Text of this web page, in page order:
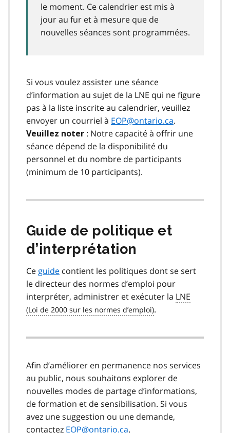
le moment. Ce calendrier est mis à
jour au fur et à mesure que de
nouvelles séances sont programmées.
Si vous voulez assister une séance
d’information au sujet de la LNE qui ne figure
pas à la liste inscrite au calendrier, veuillez
envoyer un courriel à EOP@ontario.ca.
Veuillez noter : Notre capacité à offrir une
séance dépend de la disponibilité du
personnel et du nombre de participants
(minimum de 10 participants).
Guide de politique et
d’interprétation
Ce guide contient les politiques dont se sert
le directeur des normes d’emploi pour
interpréter, administrer et exécuter la LNE
.
Afin d’améliorer en permanence nos services
au public, nous souhaitons explorer de
nouvelles modes de partage d’informations,
de formation et de sensibilisation. Si vous
avez une suggestion ou une demande,
contactez EOP@ontario.ca.